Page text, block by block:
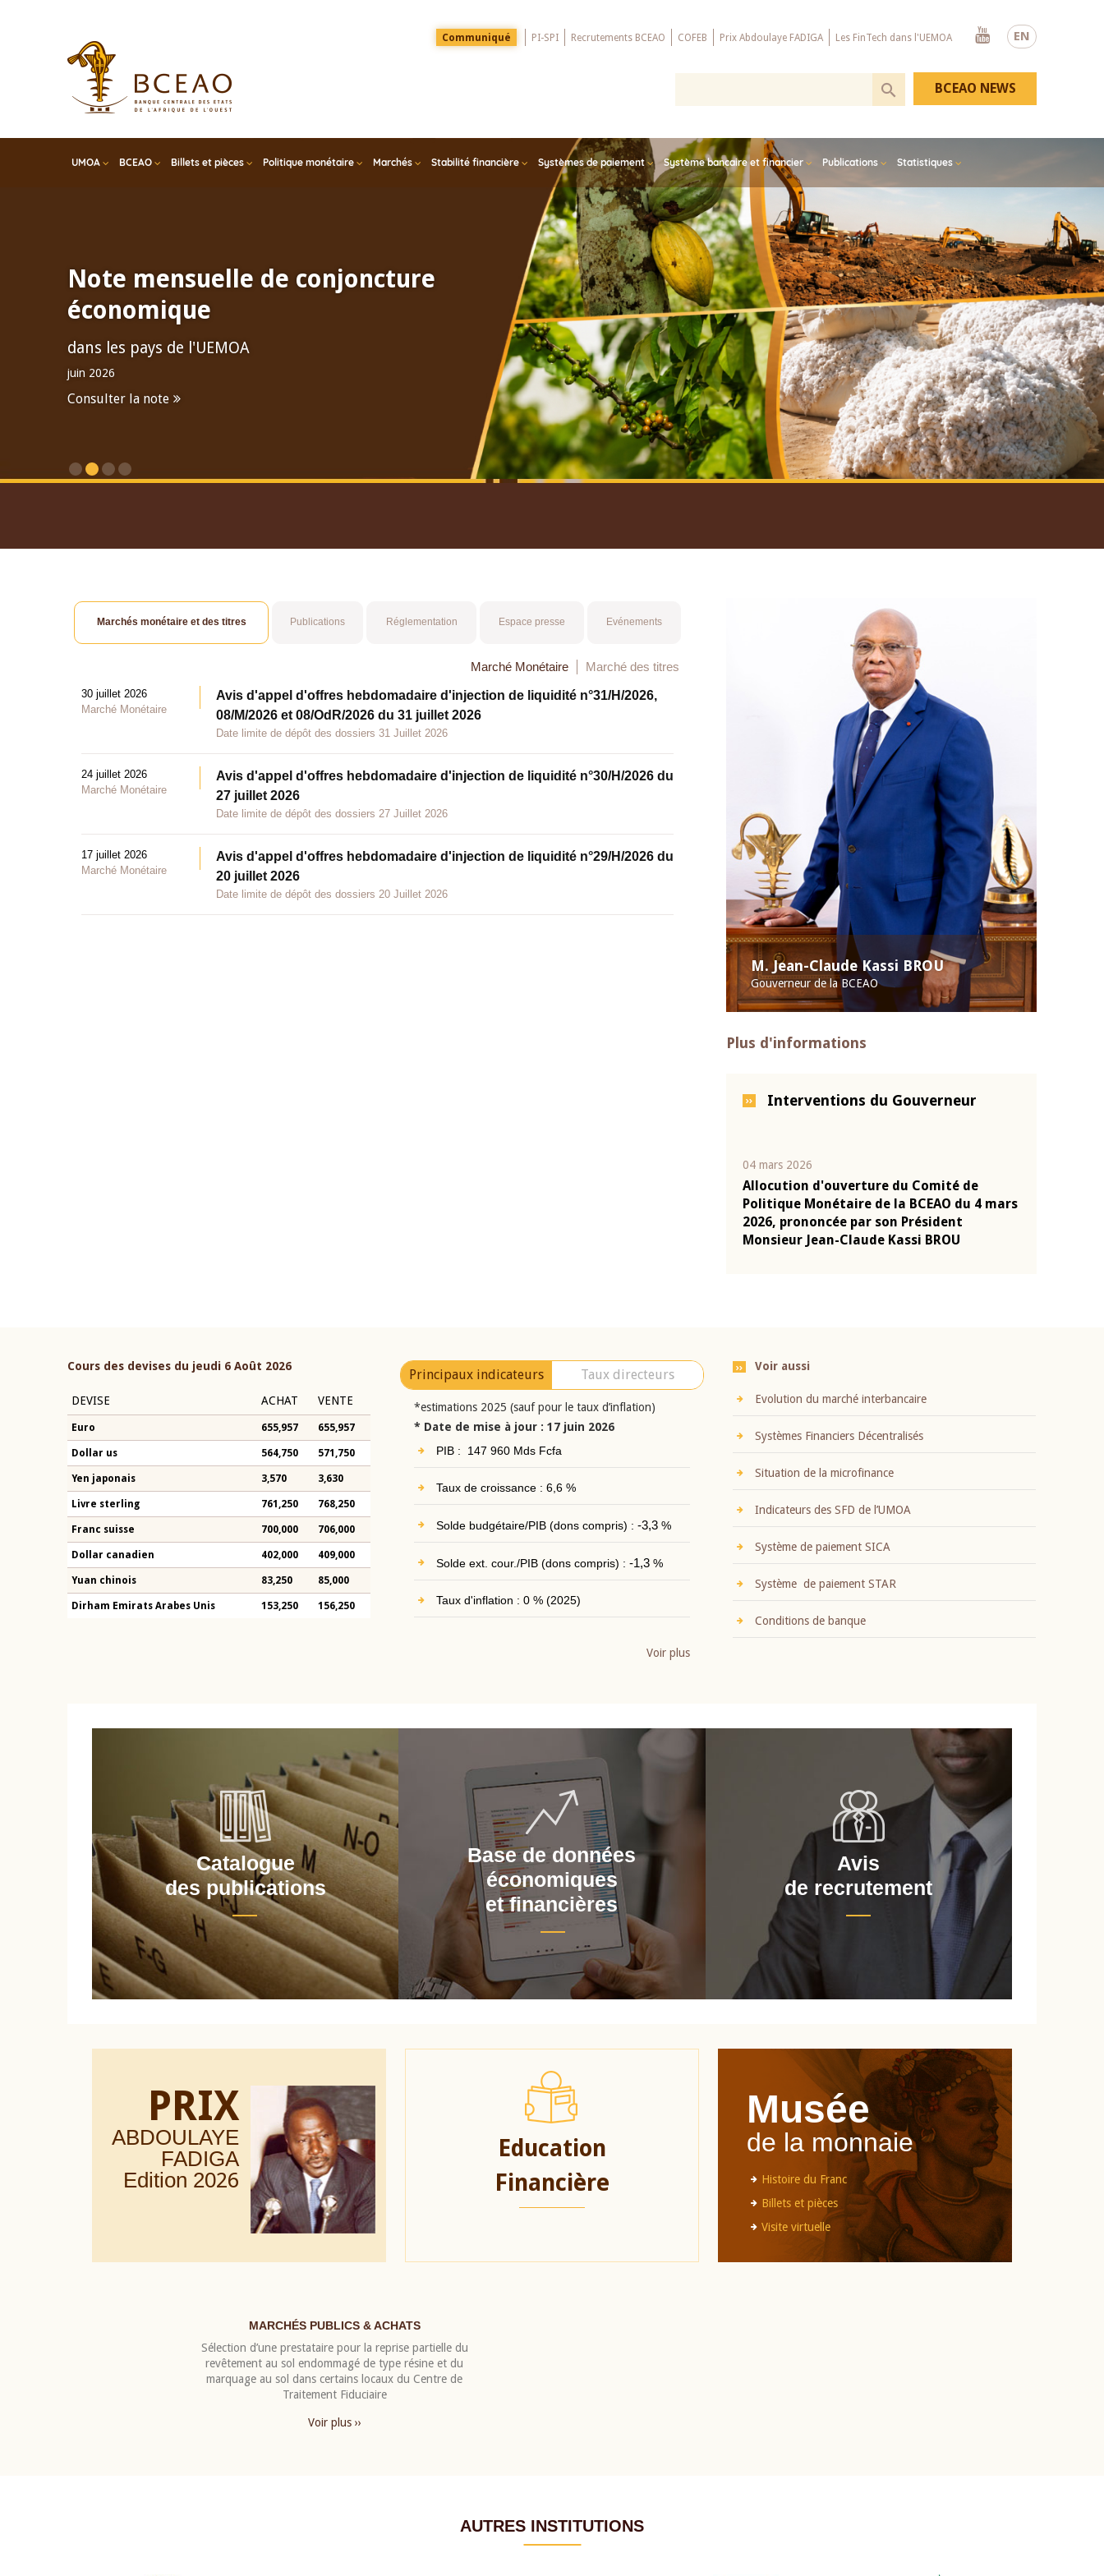
EN
Menu
Top
Communiqué PI-SPI Recrutements BCEAO COFEB Prix Abdoulaye FADIGA Les FinTech dans l'UEMOA
Youtube
UMOA BCEAO Billets et pièces Politique monétaire Marchés Stabilité financière Systèmes de paiement Système bancaire et financier Publications Statistiques
BCEAO NEWS
Note mensuelle de conjoncture
économique
dans les pays de l'UEMOA
juin 2026
Consulter la note
M. Jean-Claude Kassi BROU
Gouverneur de la BCEAO
Plus d'informations
Interventions du Gouverneur
04 mars 2026
Allocution d'ouverture du Comité de
Politique Monétaire de la BCEAO du 4 mars
2026, prononcée par son Président
Monsieur Jean-Claude Kassi BROU
Marchés monétaire et des titres Publications Réglementation Espace presse Evénements
Marché Monétaire Marché des titres
30 juillet 2026
Marché Monétaire
Avis d'appel d'offres hebdomadaire d'injection de liquidité n°31/H/2026,
08/M/2026 et 08/OdR/2026 du 31 juillet 2026
Date limite de dépôt des dossiers 31 Juillet 2026
24 juillet 2026
Marché Monétaire
Avis d'appel d'offres hebdomadaire d'injection de liquidité n°30/H/2026 du
27 juillet 2026
Date limite de dépôt des dossiers 27 Juillet 2026
17 juillet 2026
Marché Monétaire
Avis d'appel d'offres hebdomadaire d'injection de liquidité n°29/H/2026 du
20 juillet 2026
Date limite de dépôt des dossiers 20 Juillet 2026
Cours des devises du jeudi 6 Août 2026
DEVISE ACHAT VENTE
Euro 655,957 655,957
Dollar us 564,750 571,750
Yen japonais 3,570 3,630
Livre sterling 761,250 768,250
Franc suisse 700,000 706,000
Dollar canadien 402,000 409,000
Yuan chinois 83,250 85,000
Dirham Emirats Arabes Unis 153,250 156,250
Principaux indicateurs Taux directeurs
*estimations 2025 (sauf pour le taux d’inflation)
* Date de mise à jour : 17 juin 2026
PIB : 147 960 Mds Fcfa
Taux de croissance : 6,6 %
Solde budgétaire/PIB (dons compris) : -3,3%
Solde ext. cour./PIB (dons compris) : -1,3%
Taux d'inflation : 0 % (2025)
Voir plus
Voir aussi
Evolution du marché interbancaire
Systèmes Financiers Décentralisés
Situation de la microfinance
Indicateurs des SFD de l’UMOA
Système de paiement SICA
Système de paiement STAR
Conditions de banque
Catalogue
des publications
Base de données
économiques
et financières
Avis
de recrutement
PRIX
ABDOULAYE
FADIGA
Edition 2026
Education
Financière
Musée
de la monnaie
Histoire du Franc
Billets et pièces
Visite virtuelle
MARCHÉS PUBLICS & ACHATS
Sélection d’une prestataire pour la reprise partielle du
revêtement au sol endommagé de type résine et du
marquage au sol dans certains locaux du Centre de
Traitement Fiduciaire
Voir plus ››
AUTRES INSTITUTIONS